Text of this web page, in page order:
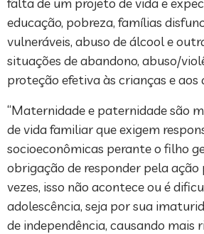
educação, pobreza, famílias
vulneráveis, abuso de álcool e
situações de abandono, abuso/
proteção efetiva às crianças e aos
“Maternidade e paternidade são
de vida familiar que exigem
socioeconômicas perante o filho
obrigação de responder pela
vezes, isso não acontece ou é
adolescência, seja por sua
de independência, causando mais